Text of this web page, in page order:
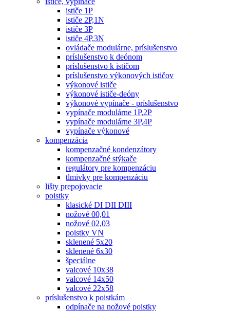
ističe 1P
ističe 2P,1N
ističe 3P
ističe 4P,3N
ovládače modulárne, príslušenstvo
príslušenstvo k deónom
príslušenstvo k ističom
príslušenstvo výkonových ističov
výkonové ističe
výkonové ističe-deóny
výkonové vypínače - príslušenstvo
vypínače modulárne 1P,2P
vypínače modulárne 3P,4P
vypínače výkonové
kompenzácia
kompenzačné kondenzátory
kompenzačné stýkače
regulátory pre kompenzáciu
tlmivky pre kompenzáciu
lišty prepojovacie
poistky
klasické DI DII DIII
nožové 00,01
nožové 02,03
poistky VN
sklenené 5x20
sklenené 6x30
špeciálne
valcové 10x38
valcové 14x50
valcové 22x58
príslušenstvo k poistkám
odpínače na nožové poistky